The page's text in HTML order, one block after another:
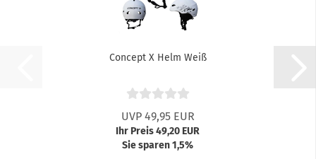
Concept X Helm Weiß
UVP 49,95 EUR
Ihr Preis 49,20 EUR
Sie sparen 1,5%